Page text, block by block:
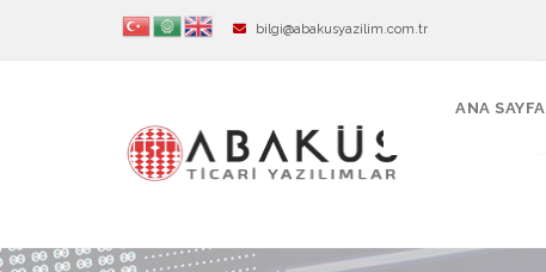
bilgi@abakusyazilim.com.tr
ANA SAYFA